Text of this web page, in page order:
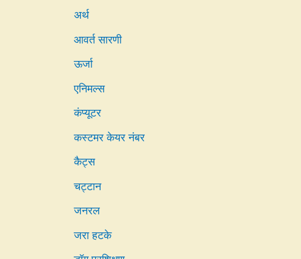
अर्थ
आवर्त सारणी
ऊर्जा
एनिमल्स
कंप्यूटर
कस्टमर केयर नंबर
कैट्स
चट्टान
जनरल
जरा हटके